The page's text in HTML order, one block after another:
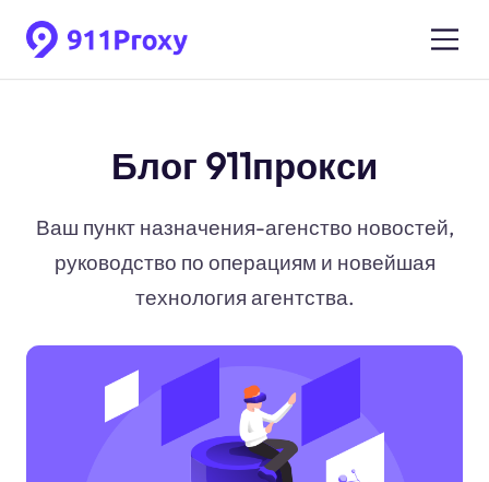
Блог 911прокси
Ваш пункт назначения-агенство новостей,
руководство по операциям и новейшая
технология агентства.